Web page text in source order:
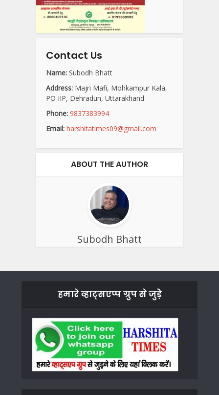
Contact Us
Name: Subodh Bhatt
Address: Majri Mafi, Mohkampur Kala,
PO IIP, Dehradun, Uttarakhand
Phone: 9837383994
Email: harshitatimes09@gmail.com
ABOUT THE AUTHOR
Subodh Bhatt
हमारे व्हाट्सएप्प ग्रुप से जुड़े